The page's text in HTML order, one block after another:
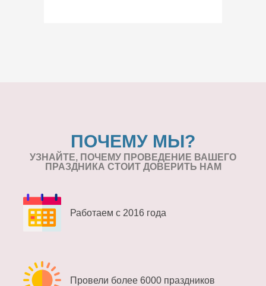
ПОЧЕМУ МЫ?
УЗНАЙТЕ, ПОЧЕМУ ПРОВЕДЕНИЕ ВАШЕГО
ПРАЗДНИКА СТОИТ ДОВЕРИТЬ НАМ
Работаем с 2016 года
Провели более 6000 праздников